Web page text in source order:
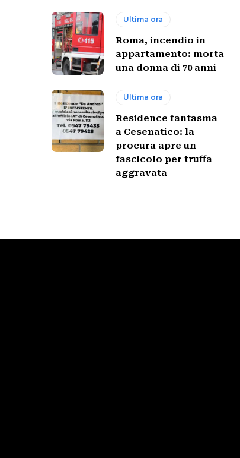
Ultima ora
Roma, incendio in
appartamento: morta
una donna di 70 anni
Ultima ora
Residence fantasma
a Cesenatico: la
procura apre un
fascicolo per truffa
aggravata